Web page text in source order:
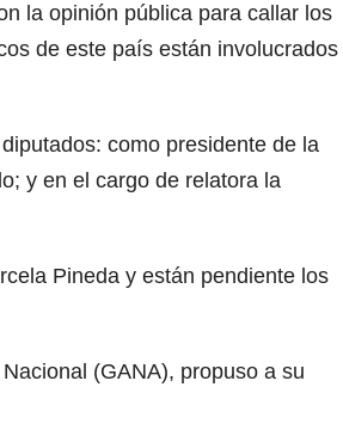
la opinión pública para callar los
de este país están involucrados
como presidente de la
y en el cargo de relatora la
Pineda y están pendiente los
(GANA), propuso a su